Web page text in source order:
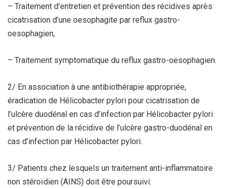
– Traitement d’entretien et prévention des récidives après
cicatrisation d’une oesophagite par reflux gastro-
oesophagien,
– Traitement symptomatique du reflux gastro-oesophagien.
2/ En association à une antibiothérapie appropriée,
éradication de Hélicobacter pylori pour cicatrisation de
l’ulcère duodénal en cas d’infection par Hélicobacter pylori
et prévention de la récidive de l’ulcère gastro-duodénal en
cas d’infection par Hélicobacter pylori.
3/ Patients chez lesquels un traitement anti-inflammatoire
non stéroïdien (AINS) doit être poursuivi: